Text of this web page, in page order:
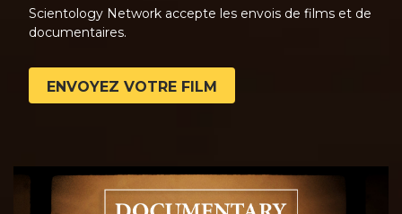
Scientology Network accepte les envois de films et de
documentaires.
ENVOYEZ VOTRE FILM